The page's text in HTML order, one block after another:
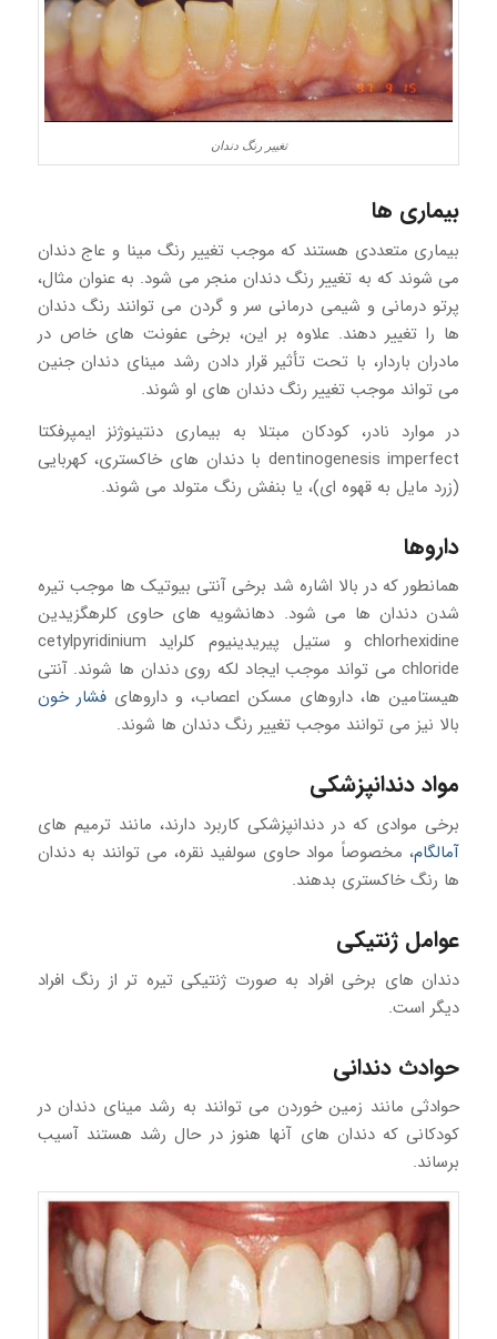
تغییر رنگ دندان
بیماری ها
بیماری متعددی هستند که موجب تغییر رنگ مینا و عاج دندان
می شوند که به تغییر رنگ دندان منجر می شود. به عنوان مثال،
پرتو درمانی و شیمی درمانی سر و گردن می توانند رنگ دندان
ها را تغییر دهند. علاوه بر این، برخی عفونت های خاص در
مادران باردار، با تحت تأثیر قرار دادن رشد مینای دندان جنین
می تواند موجب تغییر رنگ دندان های او شوند.
در موارد نادر، کودکان مبتلا به بیماری دنتینوژنز ایمپرفکتا
dentinogenesis imperfect با دندان های خاکستری، کهربایی
(زرد مایل به قهوه ای)، یا بنفش رنگ متولد می شوند.
داروها
همانطور که در بالا اشاره شد برخی آنتی بیوتیک ها موجب تیره
شدن دندان ها می شود. دهانشویه های حاوی کلرهگزیدین
chlorhexidine و ستیل پیریدینیوم کلراید cetylpyridinium
chloride می تواند موجب ایجاد لکه روی دندان ها شوند. آنتی
هیستامین ها، داروهای مسکن اعصاب، و داروهایفشار خون
بالا نیز می توانند موجب تغییر رنگ دندان ها شوند.
مواد دندانپزشکی
برخی موادی که در دندانپزشکی کاربرد دارند، مانند ترمیم های
آمالگام، مخصوصاً مواد حاوی سولفید نقره، می توانند به دندان
ها رنگ خاکستری بدهند.
عوامل ژنتیکی
دندان های برخی افراد به صورت ژنتیکی تیره تر از رنگ افراد
دیگر است.
حوادث دندانی
حوادثی مانند زمین خوردن می توانند به رشد مینای دندان در
کودکانی که دندان های آنها هنوز در حال رشد هستند آسیب
برساند.